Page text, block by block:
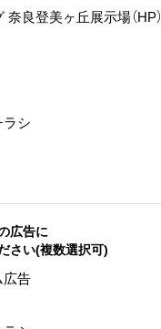
良登美ヶ丘展示場（HP）
ラシ
広告に
さい(複数選択可)
広告